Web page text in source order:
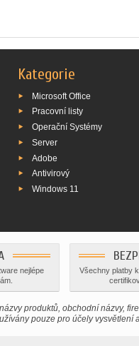
Kategorie
Microsoft Office
Pracovní listy
Operační Systémy
Server
Adobe
Antivirový
Windows 11
nejlépe
Všechny platby
produktů, obchodní názvy,
pouze pro účely